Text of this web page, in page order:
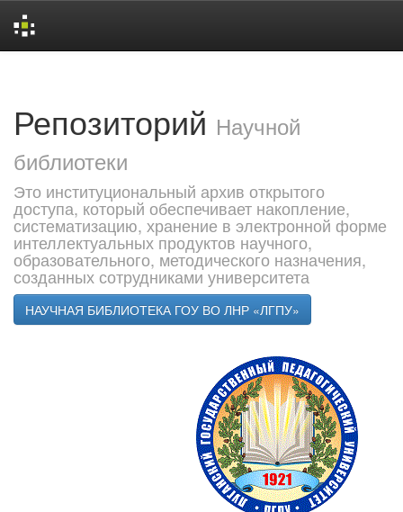
Репозиторий Научной
библиотеки
Это институциональный архив открытого
доступа, который обеспечивает накопление,
систематизацию, хранение в электронной форме
интеллектуальных продуктов научного,
образовательного, методического назначения,
созданных сотрудниками университета
НАУЧНАЯ БИБЛИОТЕКА ГОУ ВО ЛНР «ЛГПУ»